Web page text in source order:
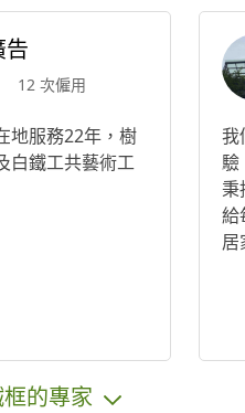
告
12 次僱用
地服務22年，樹
白鐵工共藝術工
我
驗
秉
給
居
的專家